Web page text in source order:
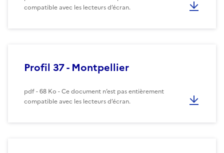
compatible avec les lecteurs d’écran.
Profil 37 - Montpellier
pdf - 68 Ko - Ce document n’est pas entièrement
compatible avec les lecteurs d’écran.